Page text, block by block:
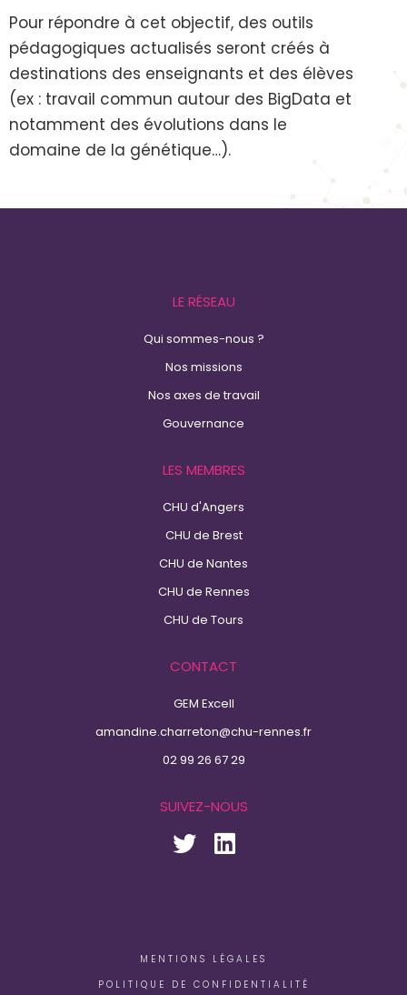
Pour répondre à cet objectif, des outils
pédagogiques actualisés seront créés à
destinations des enseignants et des élèves
(ex : travail commun autour des BigData et
notamment des évolutions dans le
domaine de la génétique…).
LE RÉSEAU
Qui sommes-nous ?
Nos missions
Nos axes de travail
Gouvernance
LES MEMBRES
CHU d'Angers
CHU de Brest
CHU de Nantes
CHU de Rennes
CHU de Tours
CONTACT
GEM Excell
amandine.charreton@chu-rennes.fr
02 99 26 67 29
SUIVEZ-NOUS
MENTIONS LÉGALES
POLITIQUE DE CONFIDENTIALITÉ